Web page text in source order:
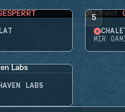
5
MIR
LABS